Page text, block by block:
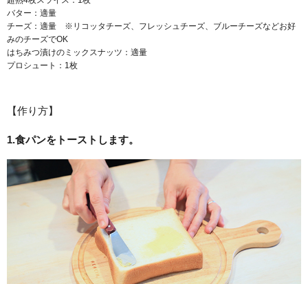
バター：適量
チーズ：適量 ※リコッタチーズ、フレッシュチーズ、ブルーチーズなどお好
みのチーズでOK
はちみつ漬けのミックスナッツ：適量
プロシュート：1枚
【作り方】
1.食パンをトーストします。